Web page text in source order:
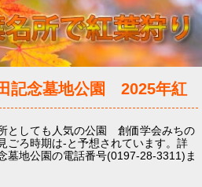
記念墓地公園 2025年紅
としても人気の公園 創価学会みちの
ごろ時期は-と予想されています。詳
墓地公園の電話番号(0197-28-3311)ま